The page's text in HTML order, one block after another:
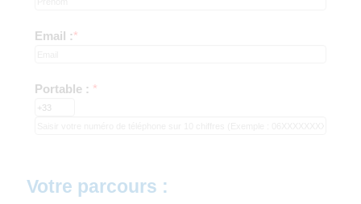
Email :*
Portable : *
Votre parcours :